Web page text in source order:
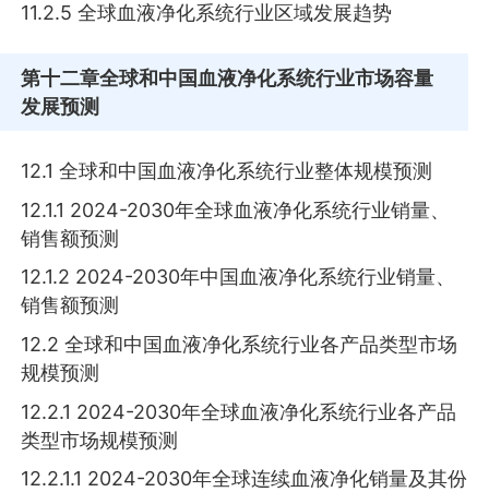
11.2.5 全球血液净化系统行业区域发展趋势
第十二章全球和中国血液净化系统行业市场容量
发展预测
12.1 全球和中国血液净化系统行业整体规模预测
12.1.1 2024-2030年全球血液净化系统行业销量、
销售额预测
12.1.2 2024-2030年中国血液净化系统行业销量、
销售额预测
12.2 全球和中国血液净化系统行业各产品类型市场
规模预测
12.2.1 2024-2030年全球血液净化系统行业各产品
类型市场规模预测
12.2.1.1 2024-2030年全球连续血液净化销量及其份